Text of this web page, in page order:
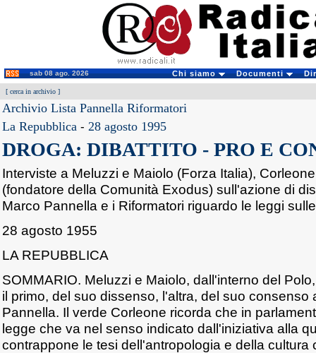
sab 08 ago. 2026 Chi siamo Documenti
[ cerca in archivio ]
Archivio Lista Pannella Riformatori
La Repubblica - 28 agosto 1995
DROGA: DIBATTITO - PRO E
Interviste a Meluzzi e Maiolo (Forza Italia),
(fondatore della Comunità Exodus) sull'azione di
Marco Pannella e i Riformatori riguardo le leggi
28 agosto 1955
LA REPUBBLICA
SOMMARIO. Meluzzi e Maiolo, dall'interno del
il primo, del suo dissenso, l'altra, del suo consenso
Pannella. Il verde Corleone ricorda che in
legge che va nel senso indicato dall'iniziativa alla
contrappone le tesi dell'antropologia e della cultura